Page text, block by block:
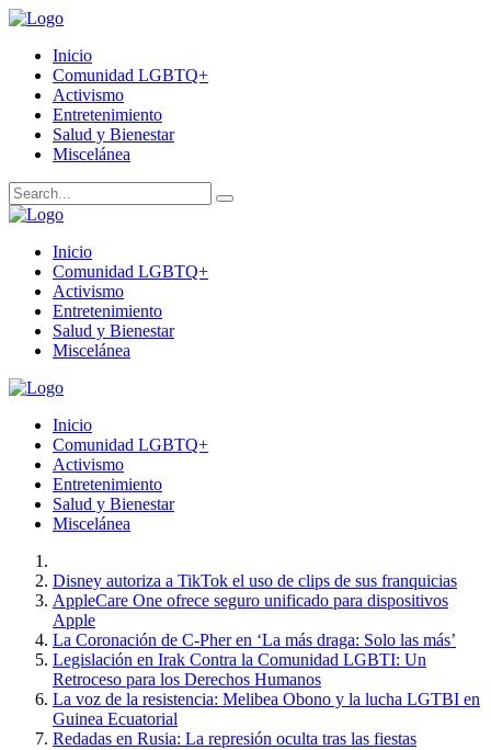
Inicio
Comunidad LGBTQ+
Activismo
Entretenimiento
Salud y Bienestar
Miscelánea
Inicio
Comunidad LGBTQ+
Activismo
Entretenimiento
Salud y Bienestar
Miscelánea
Inicio
Comunidad LGBTQ+
Activismo
Entretenimiento
Salud y Bienestar
Miscelánea
Disney autoriza a TikTok el uso de clips de sus franquicias
AppleCare One ofrece seguro unificado para dispositivos
Apple
La Coronación de C-Pher en ‘La más draga: Solo las más’
Legislación en Irak Contra la Comunidad LGBTI: Un
Retroceso para los Derechos Humanos
La voz de la resistencia: Melibea Obono y la lucha LGTBI en
Guinea Ecuatorial
Redadas en Rusia: La represión oculta tras las fiestas